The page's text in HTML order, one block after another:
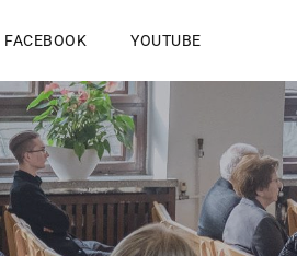
FACEBOOK YOUTUBE